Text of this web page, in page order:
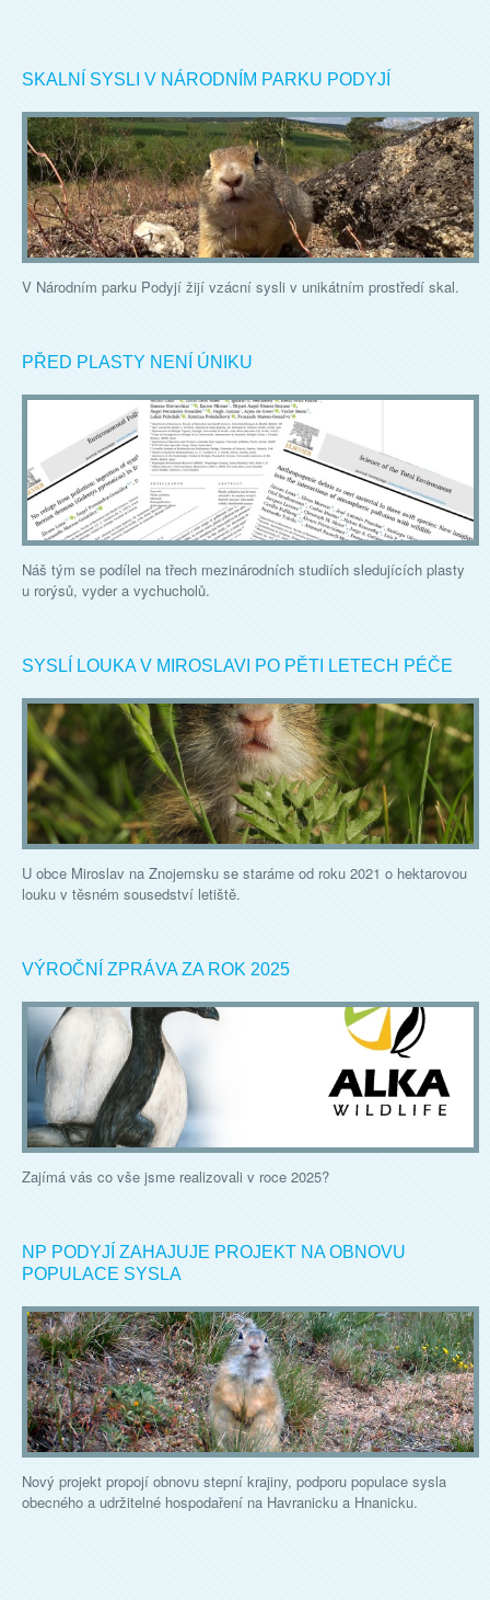
SKALNÍ SYSLI V NÁRODNÍM PARKU PODYJÍ
V Národním parku Podyjí žijí vzácní sysli v unikátním prostředí skal.
PŘED PLASTY NENÍ ÚNIKU
Náš tým se podílel na třech mezinárodních studiích sledujících plasty
u rorýsů, vyder a vychucholů.
SYSLÍ LOUKA V MIROSLAVI PO PĚTI LETECH PÉČE
U obce Miroslav na Znojemsku se staráme od roku 2021 o hektarovou
louku v těsném sousedství letiště.
VÝROČNÍ ZPRÁVA ZA ROK 2025
Zajímá vás co vše jsme realizovali v roce 2025?
NP PODYJÍ ZAHAJUJE PROJEKT NA OBNOVU
POPULACE SYSLA
Nový projekt propojí obnovu stepní krajiny, podporu populace sysla
obecného a udržitelné hospodaření na Havranicku a Hnanicku.